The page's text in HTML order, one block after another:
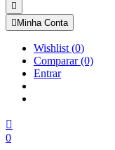

 Minha Conta
Wishlist (0)
Comparar(0)
Entrar

0